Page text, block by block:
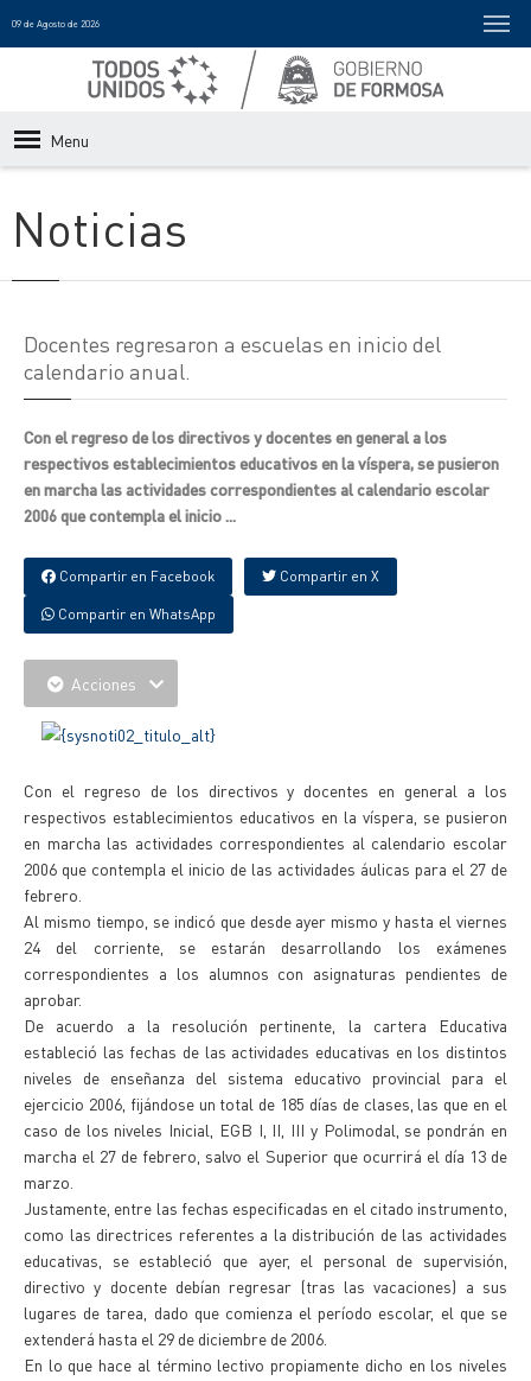
09 de Agosto de 2026
Menu
Noticias
Docentes regresaron a escuelas en inicio del
calendario anual.
Con el regreso de los directivos y docentes en general a los
respectivos establecimientos educativos en la víspera, se pusieron
en marcha las actividades correspondientes al calendario escolar
2006 que contempla el inicio ...
Compartir en Facebook Compartir en X
Compartir en WhatsApp
Acciones
Con el regreso de los directivos y docentes en general a los
respectivos establecimientos educativos en la víspera, se pusieron
en marcha las actividades correspondientes al calendario escolar
2006 que contempla el inicio de las actividades áulicas para el 27 de
febrero.
Al mismo tiempo, se indicó que desde ayer mismo y hasta el viernes
24 del corriente, se estarán desarrollando los exámenes
correspondientes a los alumnos con asignaturas pendientes de
aprobar.
De acuerdo a la resolución pertinente, la cartera Educativa
estableció las fechas de las actividades educativas en los distintos
niveles de enseñanza del sistema educativo provincial para el
ejercicio 2006, fijándose un total de 185 días de clases, las que en el
caso de los niveles Inicial, EGB I, II, III y Polimodal, se pondrán en
marcha el 27 de febrero, salvo el Superior que ocurrirá el día 13 de
marzo.
Justamente, entre las fechas especificadas en el citado instrumento,
como las directrices referentes a la distribución de las actividades
educativas, se estableció que ayer, el personal de supervisión,
directivo y docente debían regresar (tras las vacaciones) a sus
lugares de tarea, dado que comienza el período escolar, el que se
extenderá hasta el 29 de diciembre de 2006.
En lo que hace al término lectivo propiamente dicho en los niveles